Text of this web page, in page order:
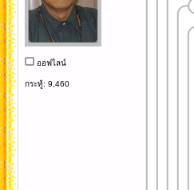
ออฟไลน์
กระทู้: 9,460